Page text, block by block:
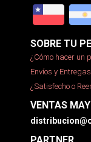
SOBRE TU
¿Cómo hacer un
Envíos y Entregas
¿Satisfecho o
VENTAS